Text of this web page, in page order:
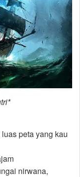
peta yang kau
nirwana,